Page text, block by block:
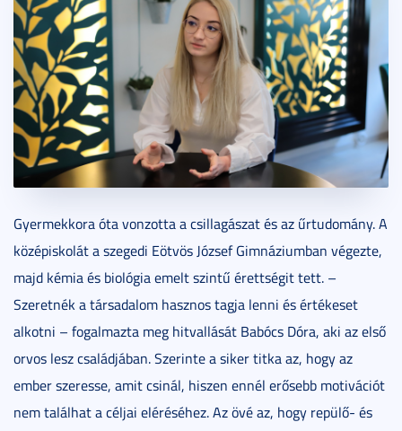
Gyermekkora óta vonzotta a csillagászat és az űrtudomány. A
középiskolát a szegedi Eötvös József Gimnáziumban végezte,
majd kémia és biológia emelt szintű érettségit tett. –
Szeretnék a társadalom hasznos tagja lenni és értékeset
alkotni – fogalmazta meg hitvallását Babócs Dóra, aki az első
orvos lesz családjában. Szerinte a siker titka az, hogy az
ember szeresse, amit csinál, hiszen ennél erősebb motivációt
nem találhat a céljai eléréséhez. Az övé az, hogy repülő- és